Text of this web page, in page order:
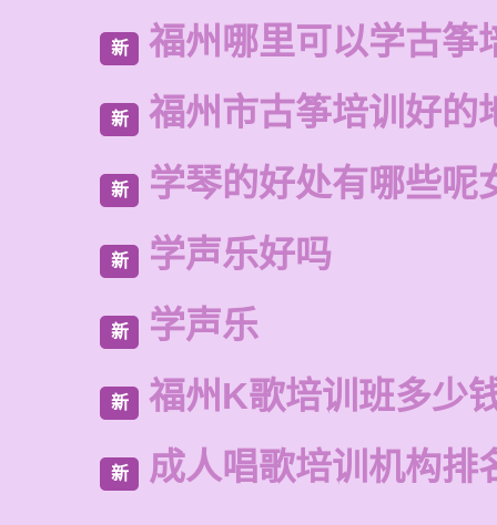
新 福州哪里可以学古筝
新 福州市古筝培训好的
新 学琴的好处有哪些呢
新 学声乐好吗
新 学声乐
新 福州K歌培训班多少
新 成人唱歌培训机构排